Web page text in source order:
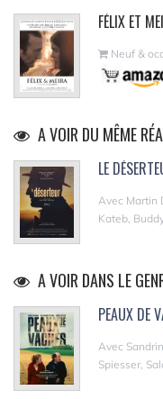
FÉLIX ET
Neuf &
A VOIR DU MÊME
LE
Avec Martin
Kateb,
A VOIR DANS LE
PEAUX DE
Avec
Spiesser,